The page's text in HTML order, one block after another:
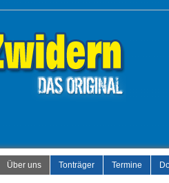
Über uns Tonträger Termine